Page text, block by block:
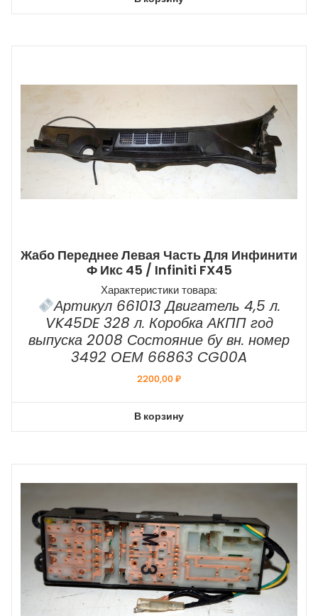
Жабо Переднее Левая Часть Для Инфинити
Ф Икс 45 / Infiniti FX45
Характеристики товара:
Артикул 661013 Двигатель 4,5 л.
VK45DE 328 л. Коробка АКПП год
выпуска 2008 Состояние бу вн. номер
3492 ОЕМ 66863 CG00A
2200,00₽
В корзину